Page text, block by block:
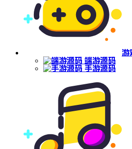
游
端游源码
手游源码